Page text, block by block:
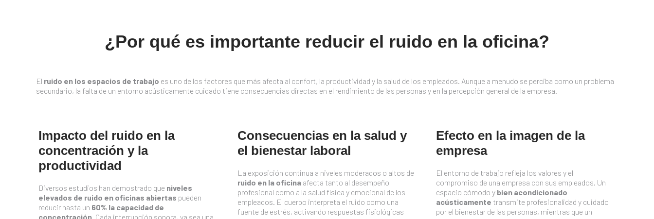
¿Por qué es importante reducir el ruido en la oficina?
El ruido en los espacios de trabajo es uno de los factores que más afecta al confort, la productividad y la salud de los empleados. Aunque a menudo se perciba como un problema
secundario, la falta de un entorno acústicamente cuidado tiene consecuencias directas en el rendimiento de las personas y en la percepción general de la empresa.
Impacto del ruido en la
concentración y la
productividad
Diversos estudios han demostrado que niveles
elevados de ruido en oficinas abiertas pueden
reducir hasta un 60% la capacidad de
concentración. Cada interrupción sonora, ya sea una
Consecuencias en la salud y
el bienestar laboral
La exposición continua a niveles moderados o altos de
ruido en la oficinaafecta tanto al desempeño
profesional como a la salud física y emocional de los
empleados. El cuerpo interpreta el ruido como una
fuente de estrés, activando respuestas fisiológicas
Efecto en la imagen de la
empresa
El entorno de trabajo refleja los valores y el
compromiso de una empresa con sus empleados. Un
espacio cómodo y bien acondicionado
acústicamente transmite profesionalidad y cuidado
por el bienestar de las personas, mientras que un